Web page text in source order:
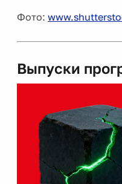
Фото:
Выпуски